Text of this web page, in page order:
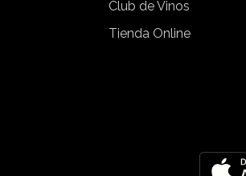
Club de Vinos
Tienda Online